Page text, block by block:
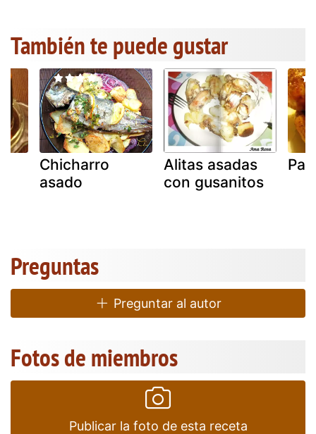
También te puede gustar
Chicharro
asado
Alitas asadas
con gusanitos
Preguntas
Preguntar al autor
Fotos de miembros
Publicar la foto de esta receta